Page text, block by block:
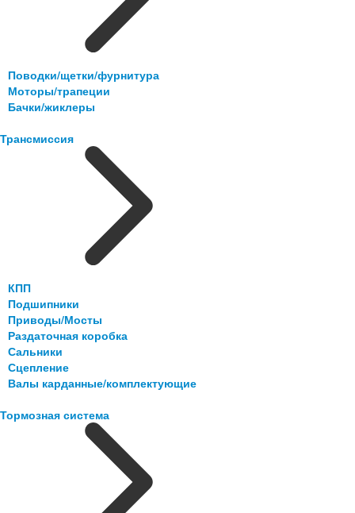
Поводки/щетки/фурнитура
Моторы/трапеции
Бачки/жиклеры
Трансмиссия
КПП
Подшипники
Приводы/Мосты
Раздаточная коробка
Сальники
Сцепление
Валы карданные/комплектующие
Тормозная система